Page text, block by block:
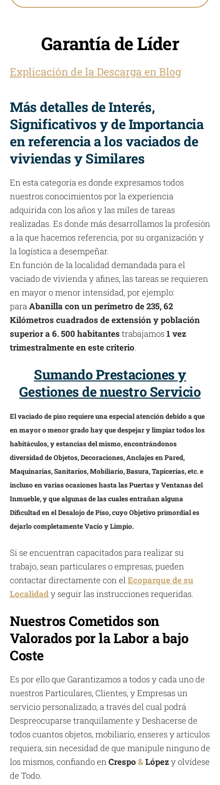
Garantía de Líder
Explicación de la Descarga en Blog
Más detalles de Interés,
Significativos y de Importancia
en referencia a los vaciados de
viviendas y Similares
En esta categoría es donde expresamos todos
nuestros conocimientos por la experiencia
adquirida con los años y las miles de tareas
realizadas. Es donde más desarrollamos la profesión
a la que hacemos referencia, por su organización y
la logística a desempeñar.
En función de la localidad demandada para el
vaciado de vivienda y afines, las tareas se requieren
en mayor o menor intensidad, por ejemplo:
paraAbanilla con un perímetro de 235, 62
Kilómetros cuadrados de extensión y población
superior a 6. 500 habitantes trabajamos1 vez
trimestralmente en este criterio.
Sumando Prestaciones y
Gestiones de nuestro Servicio
El vaciado de piso requiere una especial atención debido a que
en mayor o menor grado hay que despejar y limpiar todos los
habitáculos, y estancias del mismo, encontrándonos
diversidad de Objetos, Decoraciones, Anclajes en Pared,
Maquinarias, Sanitarios, Mobiliario, Basura, Tapicerías, etc. e
incluso en varias ocasiones hasta las Puertas y Ventanas del
Inmueble, y que algunas de las cuales entrañan alguna
Dificultad en el Desalojo de Piso, cuyo Objetivo primordial es
dejarlo completamente Vacío y Limpio.
Si se encuentran capacitados para realizar su
trabajo, sean particulares o empresas, pueden
contactar directamente con elEcoparque de su
Localidady seguir las instrucciones requeridas.
Nuestros Cometidos son
Valorados por la Labor a bajo
Coste
Es por ello que Garantizamos a todos y cada uno de
nuestros Particulares, Clientes, y Empresas un
servicio personalizado, a través del cual podrá
Despreocuparse tranquilamente y Deshacerse de
todos cuantos objetos, mobiliario, enseres y artículos
requiera, sin necesidad de que manipule ninguno de
los mismos, confiando enCrespo &Lópezy olvídese
de Todo.